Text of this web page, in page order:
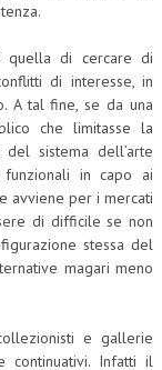
quella di cercare di
di interesse, in
A tal fine, se da una
che limitasse la
sistema dell’arte
in capo ai
avviene per i mercati
di difficile se non
stessa del
magari meno
e gallerie
continuativi. Infatti il